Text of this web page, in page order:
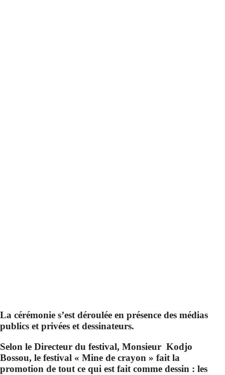
La cérémonie s’est déroulée en présence des médias
publics et privées et dessinateurs.
Selon le Directeur du festival, Monsieur Kodjo
Bossou, le festival « Mine de crayon » fait la
promotion de tout ce qui est fait comme dessin : les